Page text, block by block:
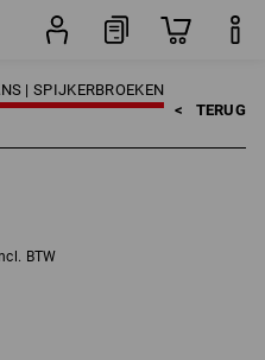
| SPIJKERBROEKEN
< TERUG
BTW